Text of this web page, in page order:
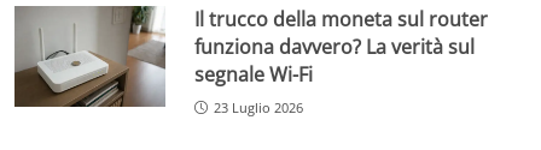
Il trucco della moneta sul router
funziona davvero? La verità sul
segnale Wi-Fi
23 Luglio 2026